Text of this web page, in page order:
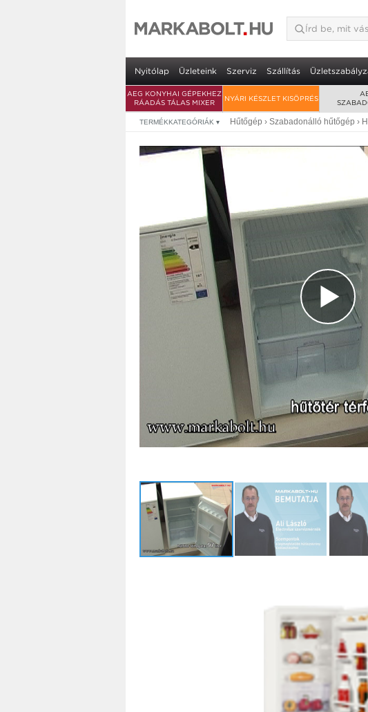
Nyitólap Üzleteink Szerviz Szállítás
AEG KONYHAI GÉPEKHEZ
RÁADÁS TÁLAS MIXER
NYÁRI KÉSZLET KISÖPRÉS
TERMÉKKATEGÓRIÁK ▾ Hűtőgép › Szabadonálló hűtőgép ›